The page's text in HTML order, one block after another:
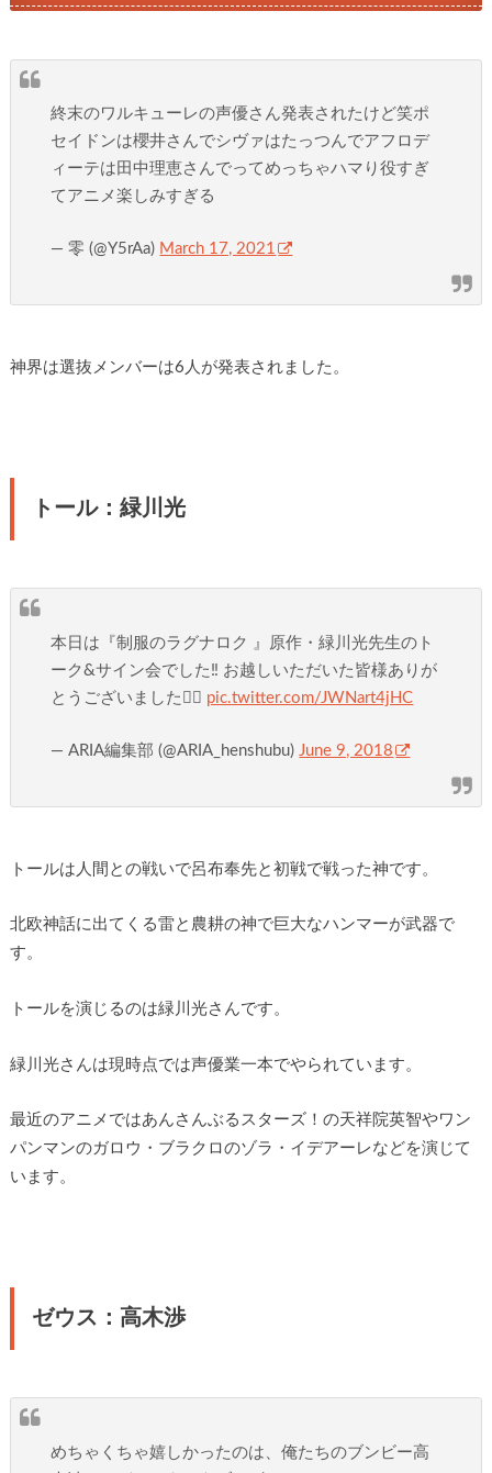
終末のワルキューレの声優さん発表されたけど笑ポ
セイドンは櫻井さんでシヴァはたっつんでアフロデ
ィーテは田中理恵さんでってめっちゃハマり役すぎ
てアニメ楽しみすぎる
— 零 (@Y5rAa) March 17, 2021
神界は選抜メンバーは6人が発表されました。
トール：緑川光
本日は『制服のラグナロク 』原作・緑川光先生のト
ーク&サイン会でした‼️ お越しいただいた皆様ありが
とうございました🙇‍♀️ pic.twitter.com/JWNart4jHC
— ARIA編集部 (@ARIA_henshubu)June 9, 2018
トールは人間との戦いで呂布奉先と初戦で戦った神です。
北欧神話に出てくる雷と農耕の神で巨大なハンマーが武器で
す。
トールを演じるのは緑川光さんです。
緑川光さんは現時点では声優業一本でやられています。
最近のアニメではあんさんぶるスターズ！の天祥院英智やワン
パンマンのガロウ・ブラクロのゾラ・イデアーレなどを演じて
います。
ゼウス：高木渉
めちゃくちゃ嬉しかったのは、俺たちのブンビー高